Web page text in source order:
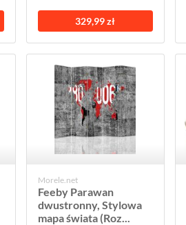
329,99 zł
Morele.net
Feeby Parawan
dwustronny, Stylowa
mapa świata (Roz...